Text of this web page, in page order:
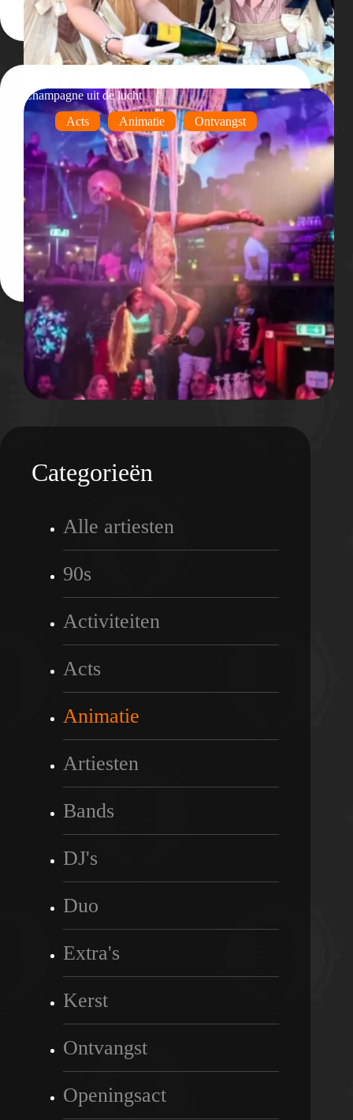
Champagne uit de lucht
Acts
Animatie Ontvangst
Categorieën
Alle artiesten
90s
Activiteiten
Acts
Animatie
Artiesten
Bands
DJ's
Duo
Extra's
Kerst
Ontvangst
Openingsact